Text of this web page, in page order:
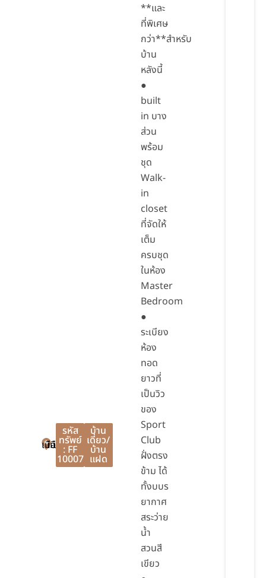
เมืองนนทบุรี
เมืองนนทบุรี
นนทบุรี
รหัส
ทรัพย์
: FF
10007
บ้าน
เดี่ยว/
บ้าน
แฝด
**และ
ที่พิเศษ
กว่า**สำหรับ
บ้าน
หลังนี้
●
built
in บาง
ส่วน
พร้อม
ชุด
Walk-
in
closet
ที่จัดให้
เต็ม
ครบชุด
ในห้อง
Master
Bedroom
●
ระเบียง
ห้อง
ทอด
ยาวที่
เป็นวิว
ของ
Sport
Club
ฝั่งตรง
ข้าม ได้
ทั้งบบร
ยากาศ
สระว่าย
น้ำ
สวนสี
เขียว